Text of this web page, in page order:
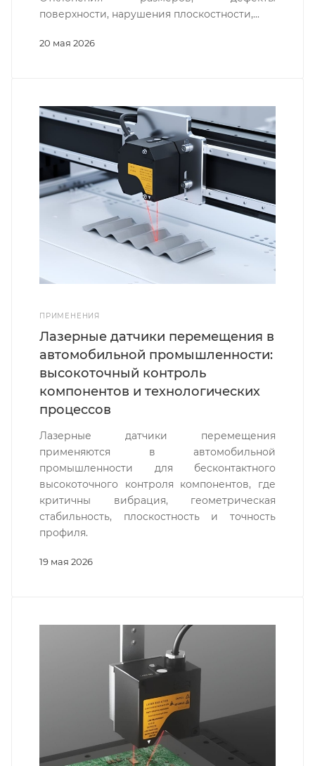
20 мая 2026
поверхности, нарушения плоскостности,...
ПРИМЕНЕНИЯ
19 мая 2026
Лазерные датчики перемещения в
автомобильной промышленности:
высокоточный контроль
компонентов и технологических
процессов
Лазерные датчики перемещения
применяются в автомобильной
промышленности для бесконтактного
высокоточного контроля компонентов, где
критичны вибрация, геометрическая
стабильность, плоскостность и точность
профиля.